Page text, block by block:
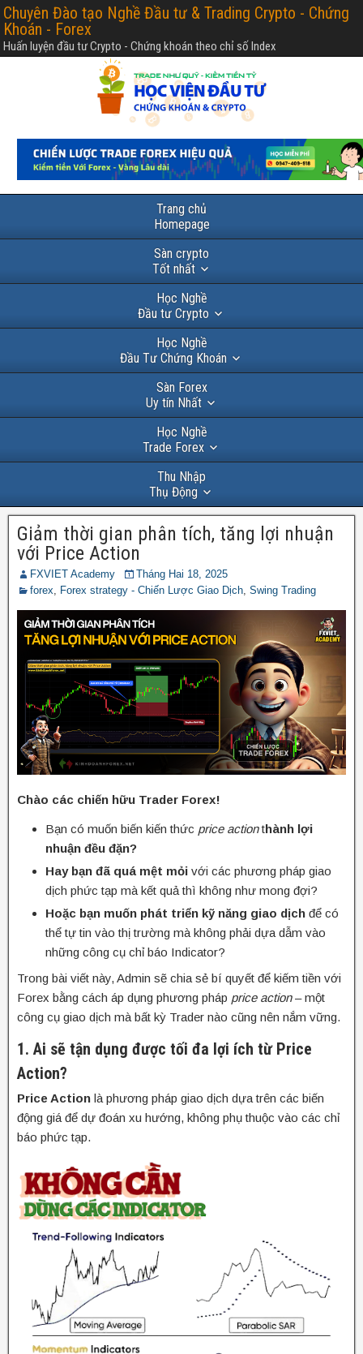
Chuyên Đào tạo Nghề Đầu tư & Trading Crypto - Chứng
Khoán - Forex
Huấn luyện đầu tư Crypto - Chứng khoán theo chỉ số Index
Trang chủ
Homepage
Sàn crypto
Tốt nhất
Học Nghề
Đầu tư Crypto
Học Nghề
Đầu Tư Chứng Khoán
Sàn Forex
Uy tín Nhất
Học Nghề
Trade Forex
Thu Nhập
Thụ Động
Giảm thời gian phân tích, tăng lợi nhuận
với Price Action
FXVIET Academy
Tháng Hai 18, 2025
forex
Forex strategy - Chiến Lược Giao Dịch Swing Trading
Chào các chiến hữu Trader Forex!
Bạn có muốn biến kiến thức price actionthành lợi
nhuận đều đặn?
Hay bạn đã quá mệt mỏi với các phương pháp giao
dịch phức tạp mà kết quả thì không như mong đợi?
Hoặc bạn muốn phát triển kỹ năng giao dịch để có
thể tự tin vào thị trường mà không phải dựa dẫm vào
những công cụ chỉ báo Indicator?
Trong bài viết này, Admin sẽ chia sẻ bí quyết để kiếm tiền với
Forex bằng cách áp dụng phương pháp price action– một
công cụ giao dịch mà bất kỳ Trader nào cũng nên nắm vững.
1. Ai sẽ tận dụng được tối đa lợi ích từ Price
Action?
Price Action là phương pháp giao dịch dựa trên các biến
động giá để dự đoán xu hướng, không phụ thuộc vào các chỉ
báo phức tạp.